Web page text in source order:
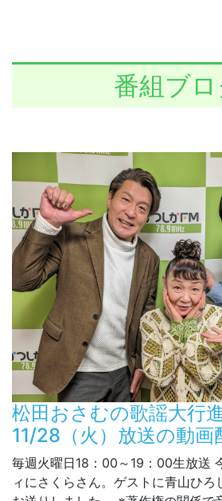
番組ブ
松田おさむの歌謡大行
11/28（火）放送の動画
毎週火曜日18：00～19：00生放送
ィにさくらさん。ゲストに青山ひろ